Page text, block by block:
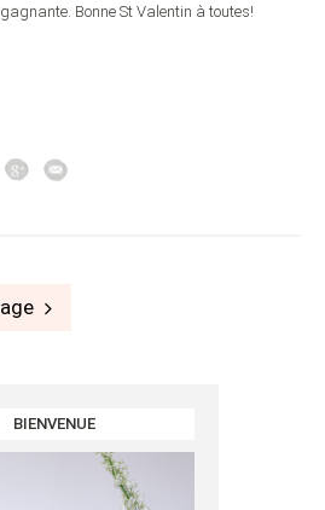
Bonne St Valentin à toutes!
BIENVENUE